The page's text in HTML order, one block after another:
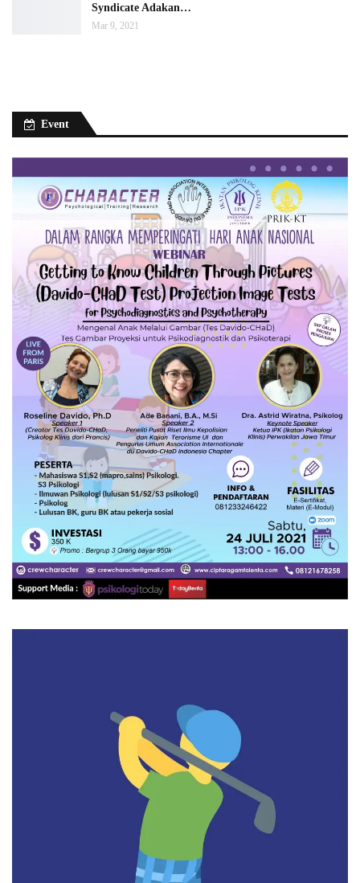
Syndicate Adakan…
Mar 9, 2021
Event